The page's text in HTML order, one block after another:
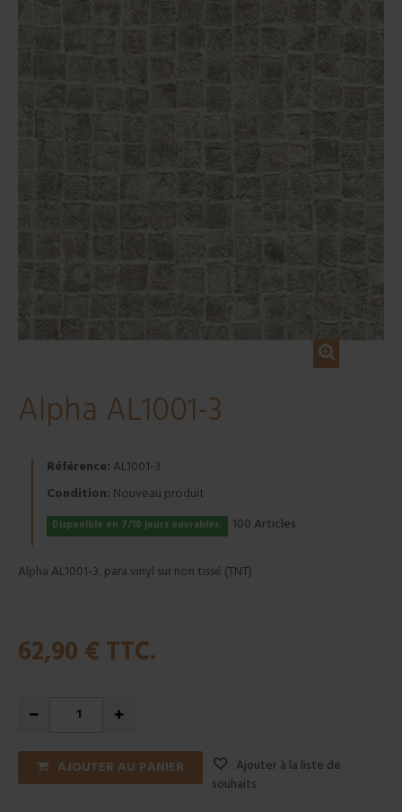
Alpha AL1001-3
Référence: AL1001-3
Condition: Nouveau produit
Disponible en 7/10 jours ouvrables. 100 Articles
Alpha AL1001-3, para vinyl sur non tissé (TNT)
62,90 € TTC.
AJOUTER AU PANIER
Ajouter à la liste de
souhaits